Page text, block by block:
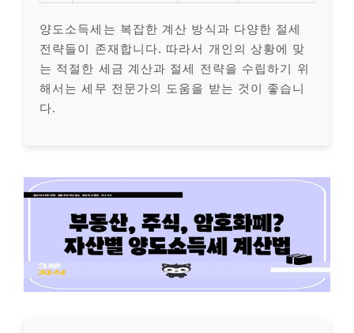
양도소득세는 복잡한 계산 방식과 다양한 절세
전략들이 존재합니다. 따라서 개인의 상황에 맞
는 적절한 세금 계산과 절세 전략을 수립하기 위
해서는 세무 전문가의 도움을 받는 것이 좋습니
다.